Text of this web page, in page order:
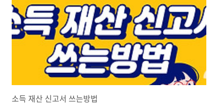
소득 재산 신고서 쓰는방법